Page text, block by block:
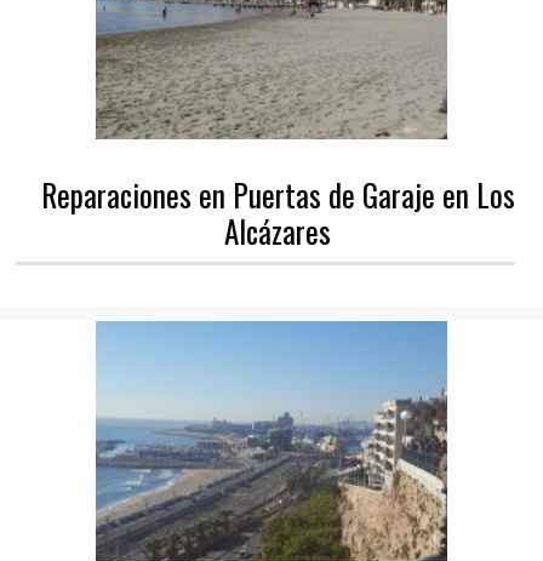
Reparaciones en Puertas de Garaje en Los
Alcázares